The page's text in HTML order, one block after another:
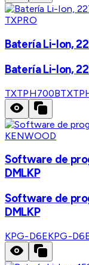
TXPRO
Batería Li-Ion,
Batería Li-Ion,
TXTPH700B
KENWOOD
Software de
DMLKP
Software de
DMLKP
KPG-D6EKPG-